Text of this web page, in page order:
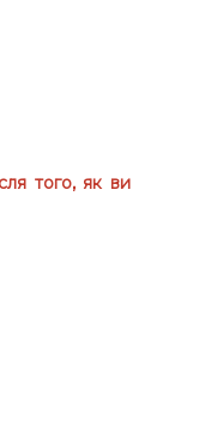
того, як ви